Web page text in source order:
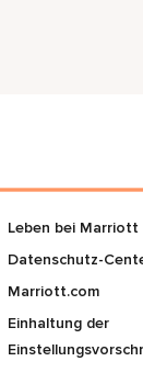
Leben bei
Datenschutz-
Marriott.com
Einhaltung der